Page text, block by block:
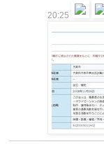
20:25